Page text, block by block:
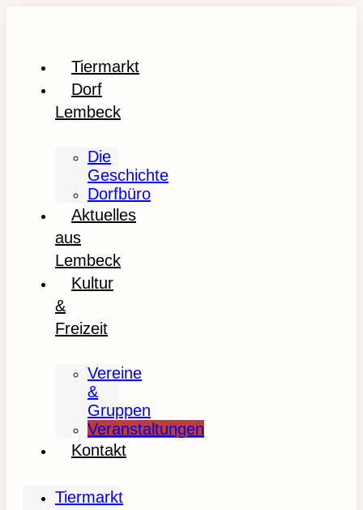
Tiermarkt
Dorf
Lembeck
Die
Geschichte
Dorfbüro
Aktuelles
aus
Lembeck
Kultur
&
Freizeit
Vereine
&
Gruppen
Veranstaltungen
Kontakt
Tiermarkt